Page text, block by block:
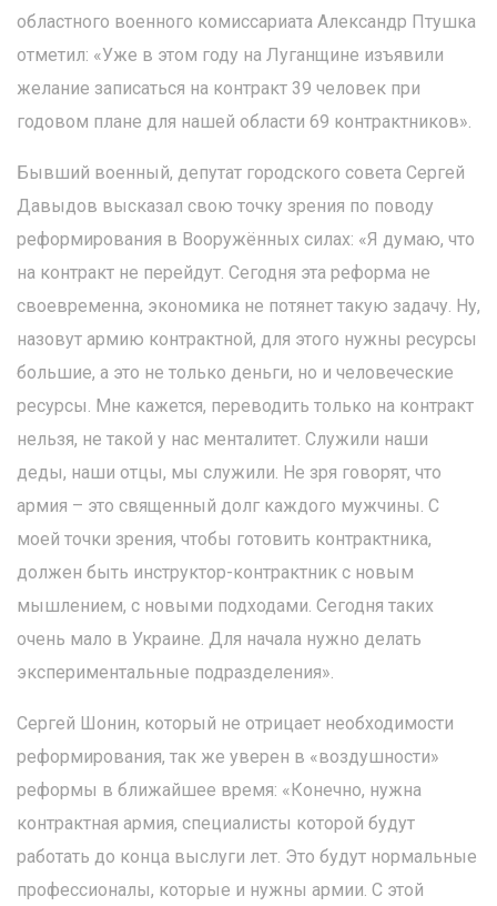
областного военного комиссариата Александр Птушка
отметил: «Уже в этом году на Луганщине изъявили
желание записаться на контракт 39 человек при
годовом плане для нашей области 69 контрактников».
Бывший военный, депутат городского совета Сергей
Давыдов высказал свою точку зрения по поводу
реформирования в Вооружённых силах: «Я думаю, что
на контракт не перейдут. Сегодня эта реформа не
своевременна, экономика не потянет такую задачу. Ну,
назовут армию контрактной, для этого нужны ресурсы
большие, а это не только деньги, но и человеческие
ресурсы. Мне кажется, переводить только на контракт
нельзя, не такой у нас менталитет. Служили наши
деды, наши отцы, мы служили. Не зря говорят, что
армия – это священный долг каждого мужчины. С
моей точки зрения, чтобы готовить контрактника,
должен быть инструктор-контрактник с новым
мышлением, с новыми подходами. Сегодня таких
очень мало в Украине. Для начала нужно делать
экспериментальные подразделения».
Сергей Шонин, который не отрицает необходимости
реформирования, так же уверен в «воздушности»
реформы в ближайшее время: «Конечно, нужна
контрактная армия, специалисты которой будут
работать до конца выслуги лет. Это будут нормальные
профессионалы, которые и нужны армии. С этой